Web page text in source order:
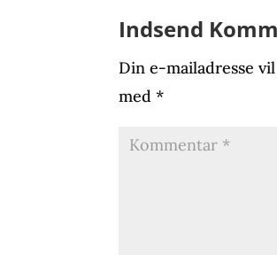
Indsend
Din e-mailadresse
med*